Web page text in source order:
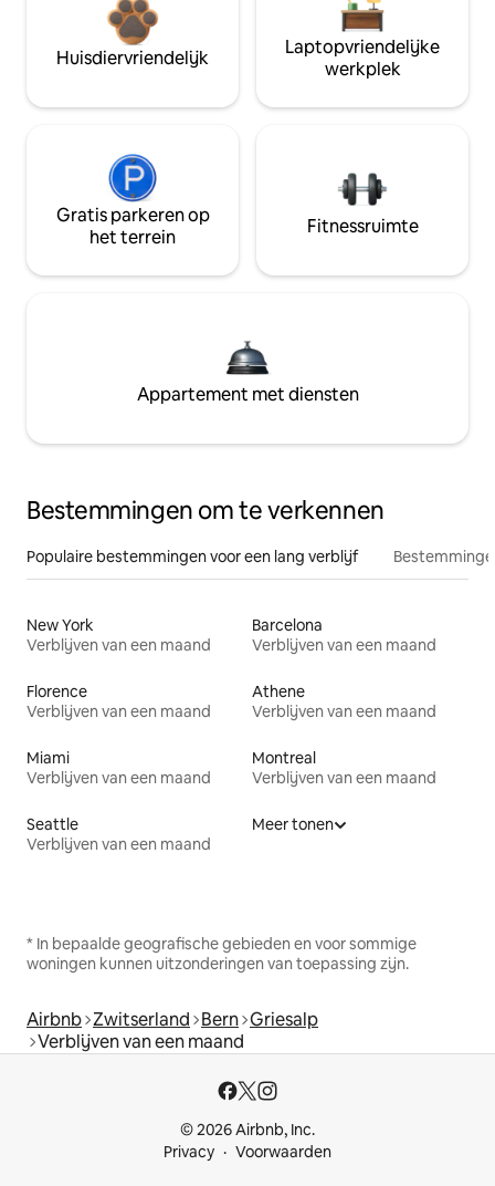
Huisdiervriendelijk
Laptopvriendelijke
werkplek
Gratis parkeren op
het terrein
Fitnessruimte
Appartement met diensten
Bestemmingen om te verkennen
Populaire bestemmingen voor een lang verblijf
New York
Verblijven van een maand
Barcelona
Verblijven van een maand
Florence
Verblijven van een maand
Athene
Verblijven van een maand
Miami
Verblijven van een maand
Montreal
Verblijven van een maand
Seattle
Verblijven van een maand
Meer tonen
* In bepaalde geografische gebieden en voor sommige
woningen kunnen uitzonderingen van toepassing zijn.
Airbnb Zwitserland Bern Griesalp
Verblijven van een maand
© 2026 Airbnb, Inc.
Privacy
Voorwaarden